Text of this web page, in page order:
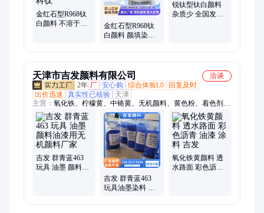
⾦红⽯型R968钛
⽩颜料 不溶于水
⾦红⽯型R968钛
⽩颜料 颜填染料
锐钛型钛白颜料
杂质少 全国发货
天津市吉发颜料有限公司
洽谈
2年 厂 安心购 综合体验L0
回复及时
出价迅速
真实性已核验
天津
主营： 氧化铁、柠檬黄、中铬黄、无机颜料、黄色粉、着色剂、
红颜料、染料颜料、粉末颜料、颜料定制、彩瓦颜料、建材涂
料、耐晒颜料、地坪颜料、彩色涂料、着色染料、路面颜料、铬
黄颜料、水泥绿色粉、建材水泥砖、沥青专用色粉、建筑用塑料
棕、耐高温型颜料、耐高温供用颜料、氧化铁粉末
吉发 群青蓝463
玩具 油墨 颜料油
吉发 群青蓝463
玩具油墨染料 颜
氧化铁黄颜料 透
水路面 彩色沥青